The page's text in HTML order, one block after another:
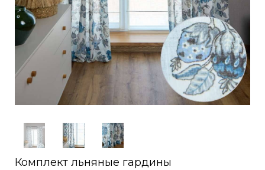
Комплект льняные гардины